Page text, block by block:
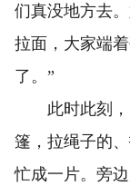
们真没地方去
拉面，大家端
了。”
此时此刻，
篷，拉绳子的
忙成一片。旁